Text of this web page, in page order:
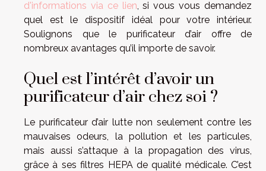
d'informations via ce lien , si vous vous demandez
quel est le dispositif idéal pour votre intérieur.
Soulignons que le purificateur d’air offre de
nombreux avantages qu’il importe de savoir.
Quel est l’intérêt d’avoir un
purificateur d’air chez soi ?
Le purificateur d’air lutte non seulement contre les
mauvaises odeurs, la pollution et les particules,
mais aussi s’attaque à la propagation des virus,
grâce à ses filtres HEPA de qualité médicale. C’est